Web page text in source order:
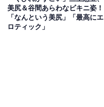
美尻＆谷間あらわなビキニ姿！
「なんという美尻」「最高にエ
ロティック」